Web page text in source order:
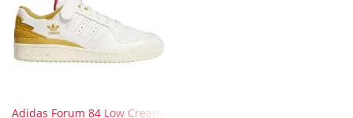
Adidas Forum 84 Low Cream White Victory Gold